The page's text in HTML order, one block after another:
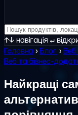
↑↓ навігація↵
Головна ›Блог ›Веб
Веб та бізнес-
Найкращі